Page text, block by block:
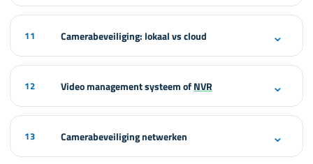
11 Camerabeveiliging: lokaal vs cloud ⌄
12 Video management systeem ofNVR ⌄
13 Camerabeveiliging netwerken ⌄